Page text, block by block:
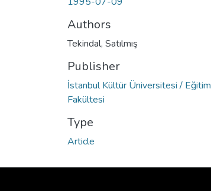
Authors
Tekindal, Satılmış
Publisher
İstanbul Kültür Üniversitesi / Eğitim
Fakültesi
Type
Article